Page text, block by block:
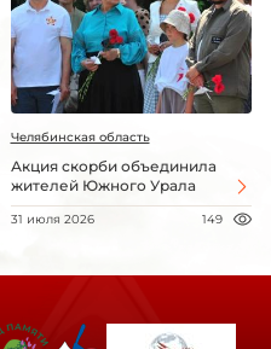
Челябинская область
Акция скорби объединила
жителей Южного Урала
31 июля 2026 149